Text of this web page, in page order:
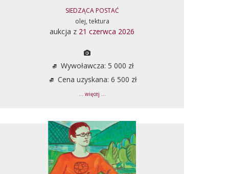
SIEDZĄCA POSTAĆ
olej, tektura
aukcja z 21 czerwca 2026
Wywoławcza: 5 000 zł
Cena uzyskana: 6 500 zł
... więcej ...